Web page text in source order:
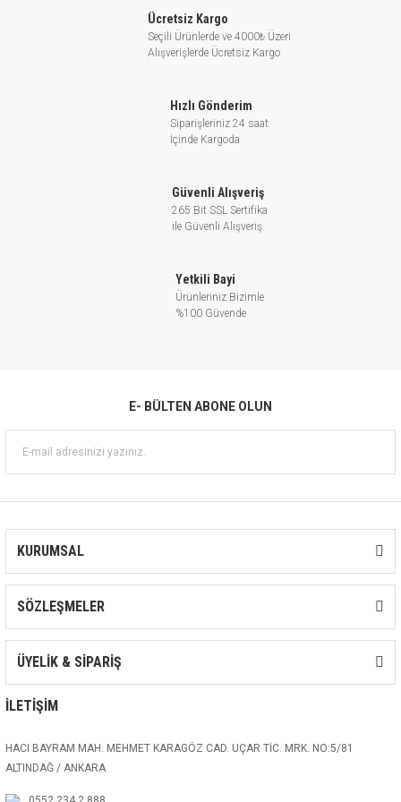
61 mSS
Ücretsiz Kargo
Seçili Ürünlerde ve 4000₺ Üzeri
Alışverişlerde Ücretsiz Kargo
Hızlı Gönderim
Siparişleriniz 24 saat
İçinde Kargoda
Güvenli Alışveriş
265 Bit SSL Sertifika
ile Güvenli Alışveriş
Yetkili Bayi
Ürünleriniz Bizimle
%100 Güvende
E- BÜLTEN ABONE OLUN
KURUMSAL
SÖZLEŞMELER
ÜYELİK & SİPARİŞ
İLETİŞİM
HACI BAYRAM MAH. MEHMET KARAGÖZ CAD. UÇAR TİC. MRK. NO:5/81
ALTINDAĞ / ANKARA